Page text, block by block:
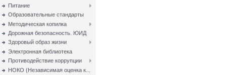
Питание
Образовательные стандарты
Методическая копилка
Дорожная безопасность. ЮИД
Здоровый образ жизни
Электронная библиотека
Противодействие коррупции
НОКО (Независимая оценка к...